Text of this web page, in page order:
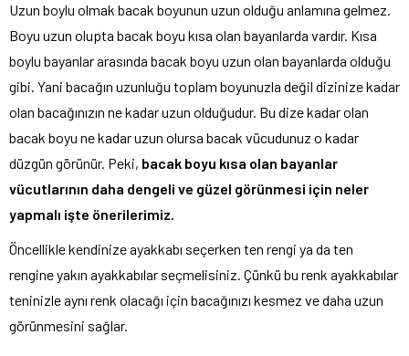
Uzun boylu olmak bacak boyunun uzun olduğu anlamına gelmez.
Boyu uzun olupta bacak boyu kısa olan bayanlarda vardır. Kısa
boylu bayanlar arasında bacak boyu uzun olan bayanlarda olduğu
gibi. Yani bacağın uzunluğu toplam boyunuzla değil dizinize kadar
olan bacağınızın ne kadar uzun olduğudur. Bu dize kadar olan
bacak boyu ne kadar uzun olursa bacak vücudunuz o kadar
düzgün görünür. Peki, bacak boyu kısa olan bayanlar
vücutlarının daha dengeli ve güzel görünmesi için neler
yapmalı işte önerilerimiz.
Öncellikle kendinize ayakkabı seçerken ten rengi ya da ten
rengine yakın ayakkabılar seçmelisiniz. Çünkü bu renk ayakkabılar
teninizle aynı renk olacağı için bacağınızı kesmez ve daha uzun
görünmesini sağlar.